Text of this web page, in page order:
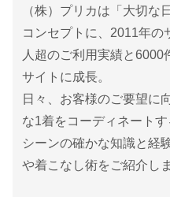
（株）プリカは「大切な
コンセプトに、2011年の
人超のご利用実績と6000
サイトに成長。
日々、お客様のご要望に
な1着をコーディネート
シーンの確かな知識と経
や着こなし術をご紹介しま